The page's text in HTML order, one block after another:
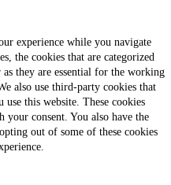
experience while you navigate
the cookies that are categorized
as they are essential for the working
also use third-party cookies that
use this website. These cookies
consent. You also have the
out of some of these cookies